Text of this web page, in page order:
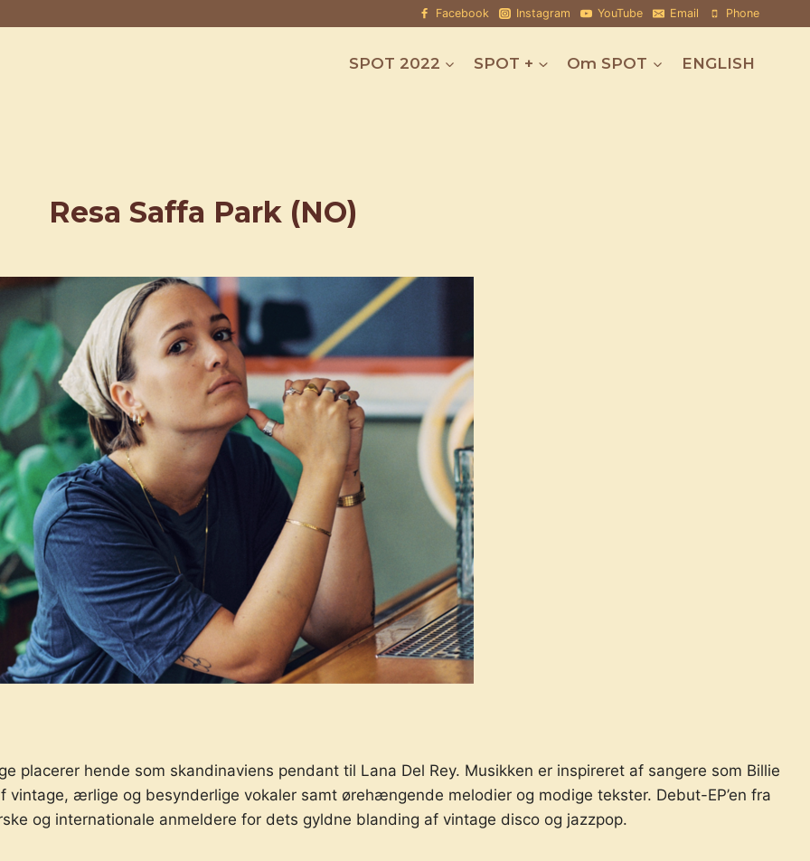
Facebook Instagram YouTube Email Phone
SPOT 2022 SPOT + Om SPOT ENGLISH
Resa Saffa Park (NO)
hende som skandinaviens pendant til Lana Del Rey. Musikken er inspireret af sangere som Billie
ærlige og besynderlige vokaler samt ørehængende melodier og modige tekster. Debut-EP’en fra
og internationale anmeldere for dets gyldne blanding af vintage disco og jazzpop.